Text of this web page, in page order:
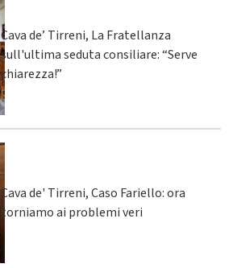
Cava de’ Tirreni, La Fratellanza
sull'ultima seduta consiliare: “Serve
chiarezza!”
Cava de' Tirreni, Caso Fariello: ora
torniamo ai problemi veri